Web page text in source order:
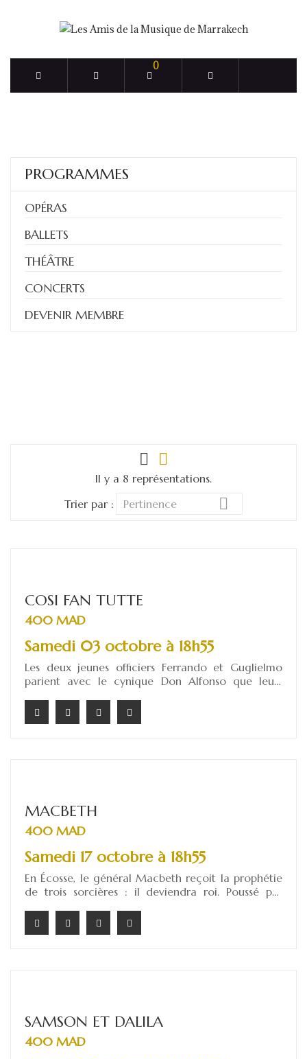
0
PROGRAMMES
OPÉRAS
BALLETS
THÉÂTRE
CONCERTS
DEVENIR MEMBRE
Il y a 8 représentations.
Trier par :
Pertinence 
COSI FAN TUTTE
400 MAD
Samedi 03 octobre à 18h55
Les deux jeunes officiers Ferrando et Guglielmo
parient avec le cynique Don Alfonso que leurs
Pour les mettre à l’épreuve, ils feignent de partir à
la guerre puis reviennent déguisés en étrangers et
MACBETH
400 MAD
Samedi 17 octobre à 18h55
En Écosse, le général Macbeth reçoit la prophétie
de trois sorcières : il deviendra roi. Poussé par
le roi Duncan pour s'emparer du trône. Mais la
culpabilité et la paranoïa s'emparent du couple
SAMSON ET DALILA
400 MAD